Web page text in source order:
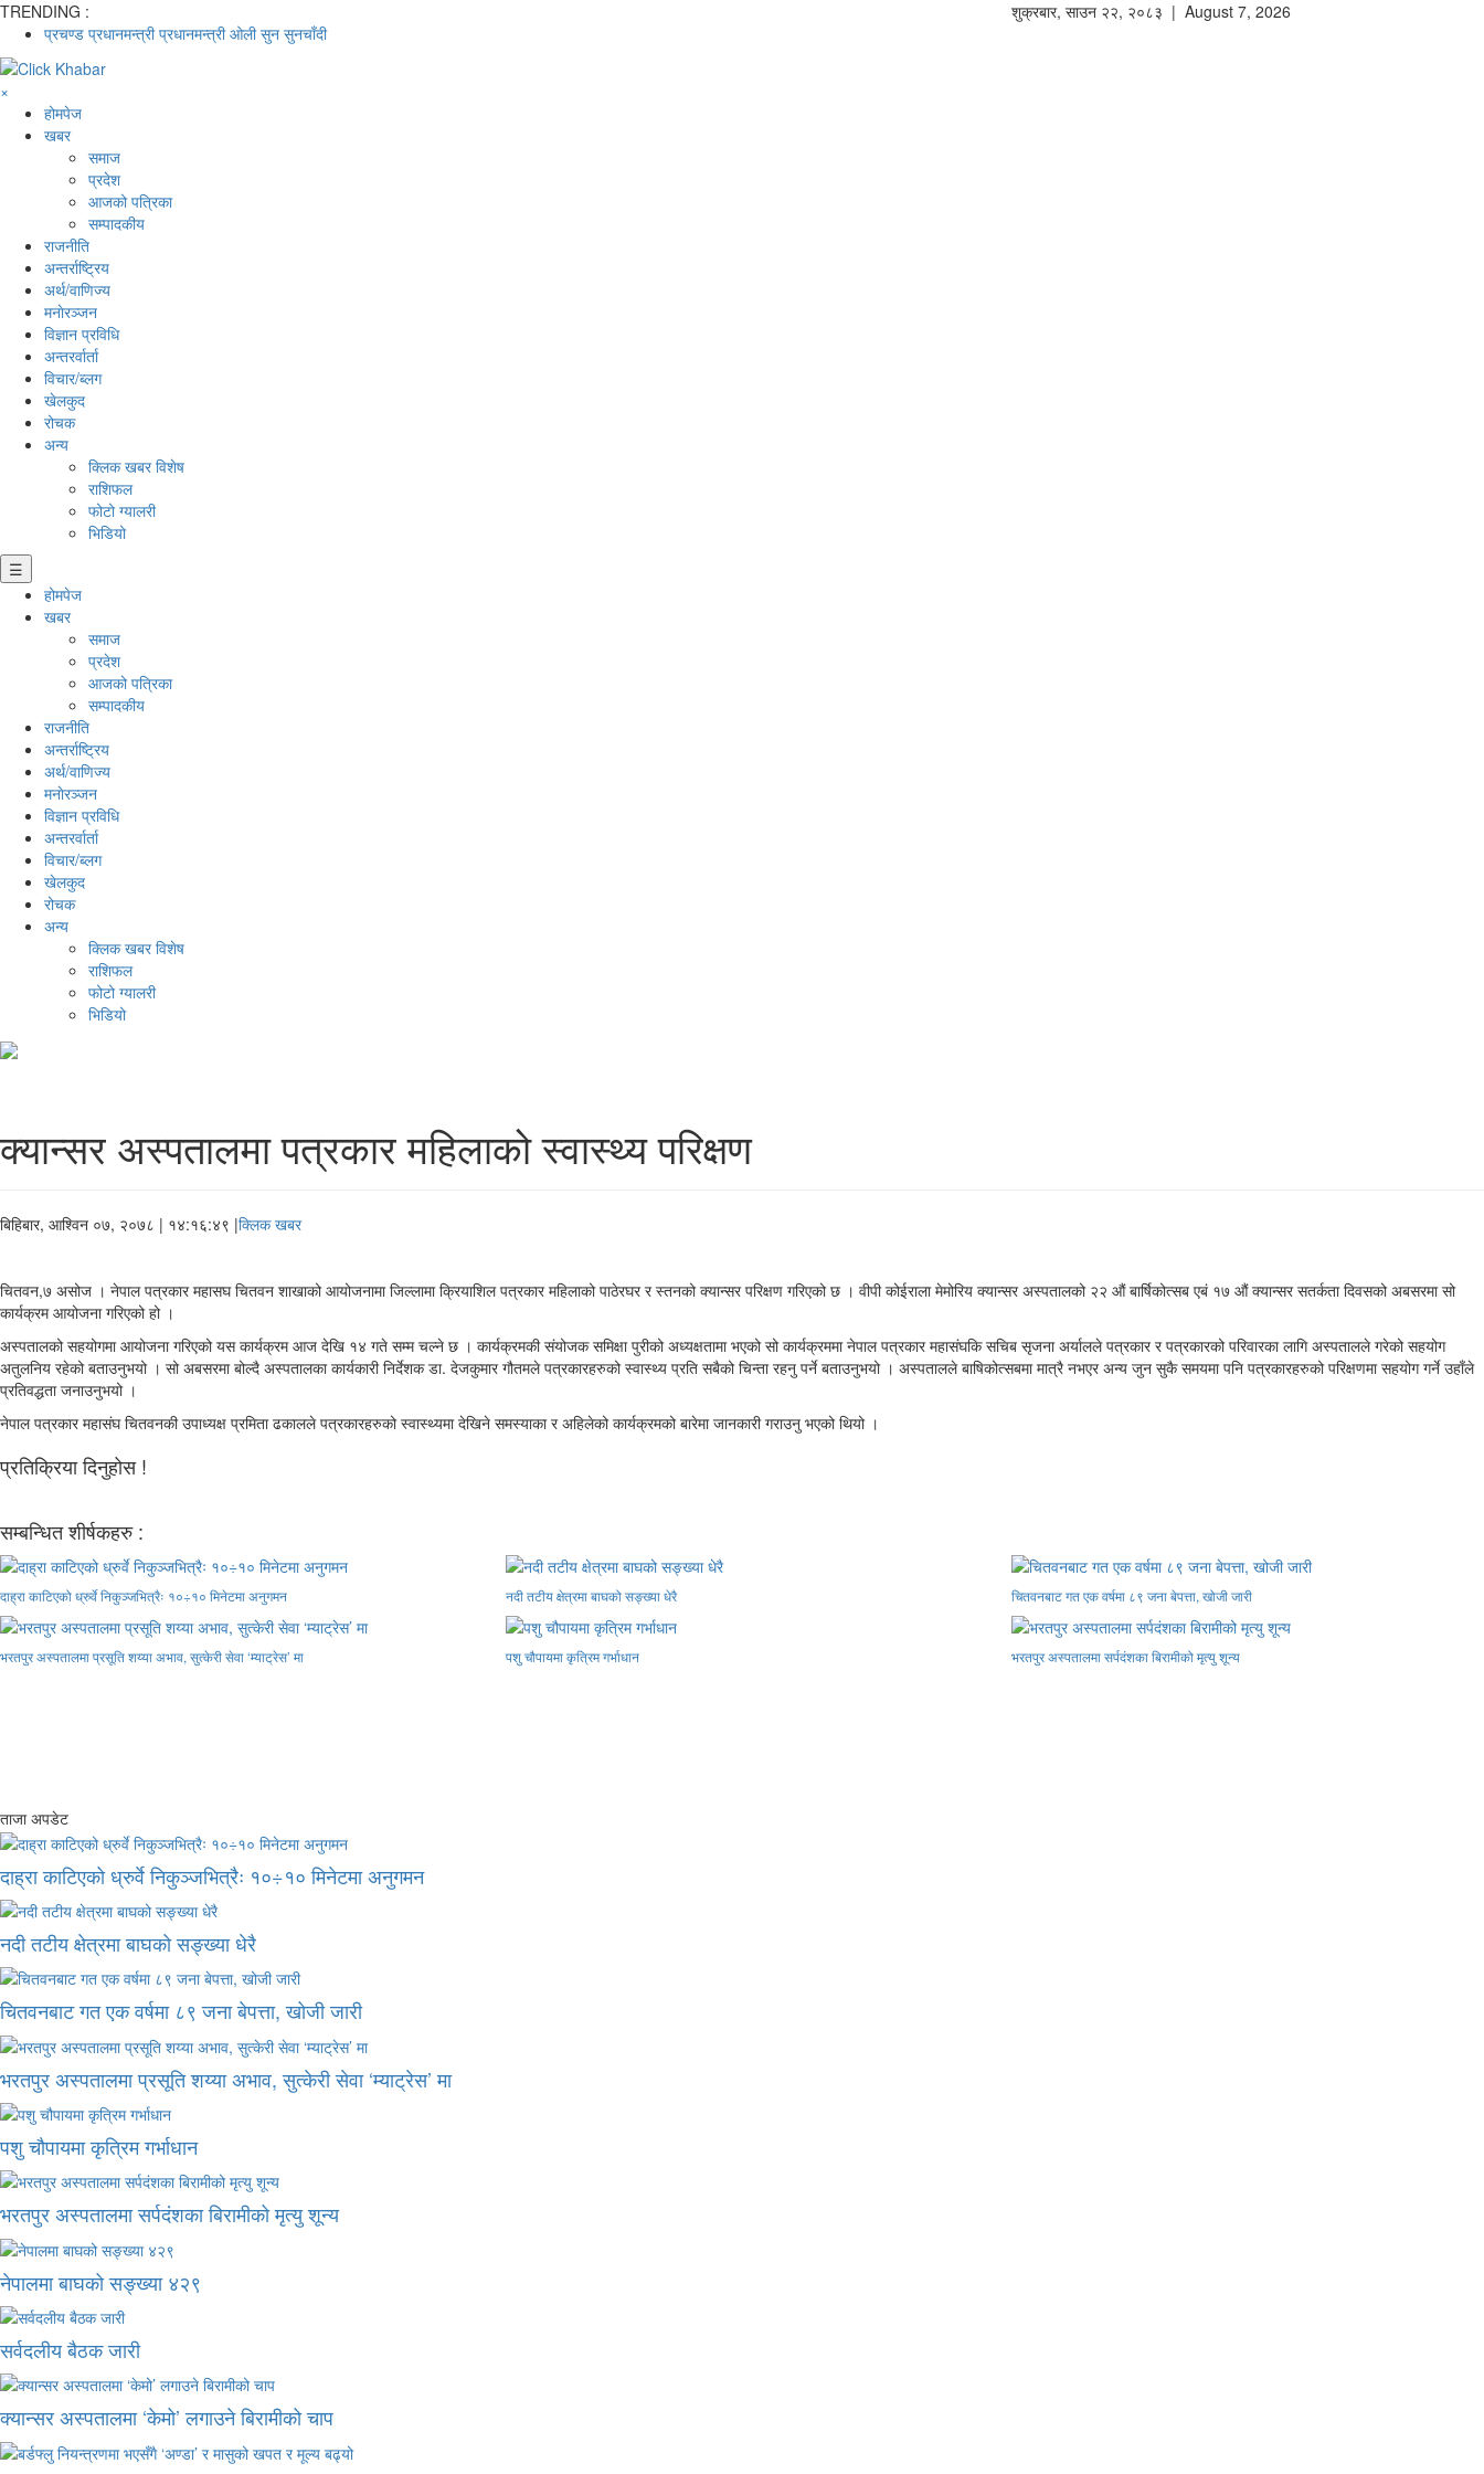
TRENDING :
प्रचण्ड प्रधानमन्त्री प्रधानमन्त्री ओली सुन सुनचाँदी
शुक्रबार, साउन २२, २०८३ | August 7, 2026
×
होमपेज
खबर
समाज
प्रदेश
आजको पत्रिका
सम्पादकीय
राजनीति
अन्तर्राष्ट्रिय
अर्थ/वाणिज्य
मनाेरञ्जन
विज्ञान प्रविधि
अन्तरर्वार्ता
विचार/ब्लग
खेलकुद
रोचक
अन्य
क्लिक खबर विशेष
राशिफल
फोटो ग्यालरी
भिडियो
☰
होमपेज
खबर
समाज
प्रदेश
आजको पत्रिका
सम्पादकीय
राजनीति
अन्तर्राष्ट्रिय
अर्थ/वाणिज्य
मनाेरञ्जन
विज्ञान प्रविधि
अन्तरर्वार्ता
विचार/ब्लग
खेलकुद
रोचक
अन्य
क्लिक खबर विशेष
राशिफल
फोटो ग्यालरी
भिडियो
क्यान्सर अस्पतालमा पत्रकार महिलाको स्वास्थ्य परिक्षण
बिहिबार, आश्विन ०७, २०७८ | १४:१६:४९ |क्लिक खबर
चितवन,७ असोज । नेपाल पत्रकार महासघ चितवन शाखाको आयोजनामा जिल्लामा क्रियाशिल पत्रकार महिलाको पाठेरघर र स्तनको क्यान्सर परिक्षण गरिएको छ । वीपी कोईराला मेमोरिय क्यान्सर अस्पतालको २२ औं बार्षिकोत्सब एबं १७ औं क्यान्सर सतर्कता दिवसको अबसरमा सो
कार्यक्रम आयोजना गरिएको हो ।
अस्पतालको सहयोगमा आयोजना गरिएको यस कार्यक्रम आज देखि १४ गते सम्म चल्ने छ । कार्यक्रमकी संयोजक समिक्षा पुरीको अध्यक्षतामा भएको सो कार्यक्रममा नेपाल पत्रकार महासंघकि सचिब सृजना अर्यालले पत्रकार र पत्रकारको परिवारका लागि अस्पतालले गरेको सहयोग
अतुलनिय रहेको बताउनुभयो । सो अबसरमा बोल्दै अस्पतालका कार्यकारी निर्देशक डा. देजकुमार गौतमले पत्रकारहरुको स्वास्थ्य प्रति सबैको चिन्ता रहनु पर्ने बताउनुभयो । अस्पतालले बाषिकोत्सबमा मात्रै नभएर अन्य जुन सुकै समयमा पनि पत्रकारहरुको परिक्षणमा सहयोग गर्ने उहाँले
प्रतिवद्धता जनाउनुभयो ।
नेपाल पत्रकार महासंघ चितवनकी उपाध्यक्ष प्रमिता ढकालले पत्रकारहरुको स्वास्थ्यमा देखिने समस्याका र अहिलेको कार्यक्रमको बारेमा जानकारी गराउनु भएको थियो ।
प्रतिक्रिया दिनुहोस !
सम्बन्धित शीर्षकहरु :
दाह्रा काटिएको ध्रुर्वे निकुञ्जभित्रैः १०÷१० मिनेटमा अनुगमन नदी तटीय क्षेत्रमा बाघको सङ्ख्या धेरै चितवनबाट गत एक वर्षमा ८९ जना बेपत्ता, खोजी जारी
भरतपुर अस्पतालमा प्रसूति शय्या अभाव, सुत्केरी सेवा ‘म्याट्रेस’ मा पशु चौपायमा कृत्रिम गर्भाधान भरतपुर अस्पतालमा सर्पदंशका बिरामीको मृत्यु शून्य
ताजा अपडेट
दाह्रा काटिएको ध्रुर्वे निकुञ्जभित्रैः १०÷१० मिनेटमा अनुगमन
नदी तटीय क्षेत्रमा बाघको सङ्ख्या धेरै
चितवनबाट गत एक वर्षमा ८९ जना बेपत्ता, खोजी जारी
भरतपुर अस्पतालमा प्रसूति शय्या अभाव, सुत्केरी सेवा ‘म्याट्रेस’ मा
पशु चौपायमा कृत्रिम गर्भाधान
भरतपुर अस्पतालमा सर्पदंशका बिरामीको मृत्यु शून्य
नेपालमा बाघको सङ्ख्या ४२९
सर्वदलीय बैठक जारी
क्यान्सर अस्पतालमा ‘केमो’ लगाउने बिरामीको चाप